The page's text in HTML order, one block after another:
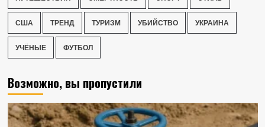
США ТРЕНД ТУРИЗМ УБИЙСТВО УКРАИНА
УЧЁНЫЕ ФУТБОЛ
Возможно, вы пропустили